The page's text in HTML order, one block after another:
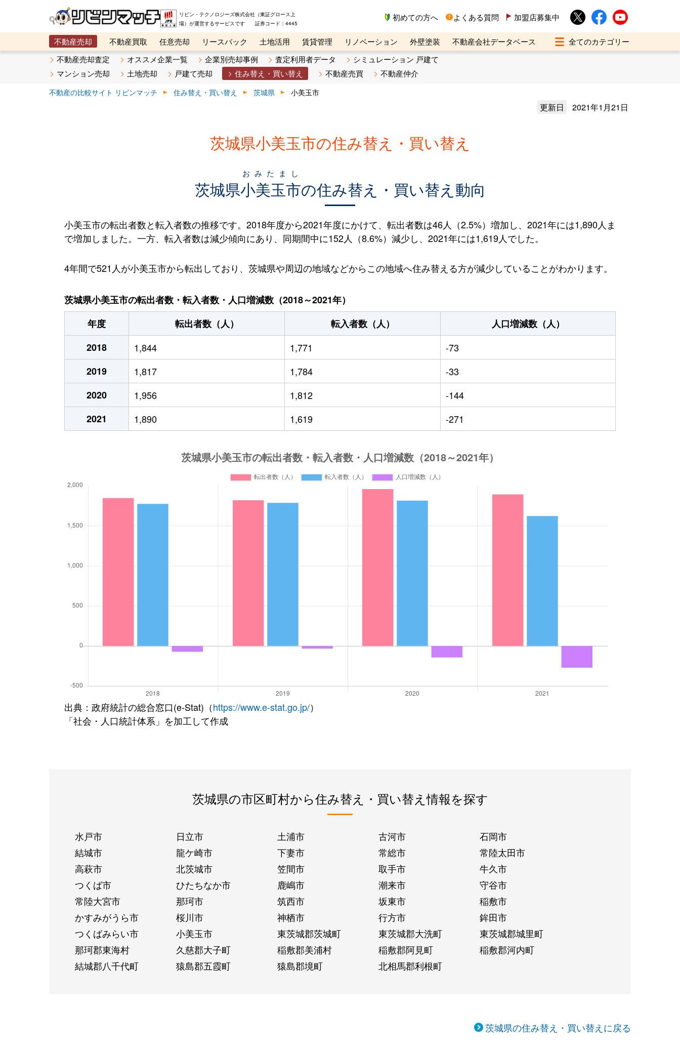
リビン・テクノロジーズ株式会社（東証グロース上
場）が運営するサービスです 証券コード：4445
初めての方へ よくある質問 加盟店募集中
不動産売却 不動産買取 任意売却 リースバック 土地活用 賃貸管理 リノベーション 外壁塗装
不動産会社データベース
メタ住宅展示場
ベスト不動産カンパニー オンライン講座 リビンマガジンBiz 不動産売却ご相談デスク
不動産売却査定 オススメ企業一覧 企業別売却事例 査定利用者データ
シミュレーション 戸建て
マンション売却
土地売却 戸建て売却 住み替え・買い替え 不動産売買 不動産仲介
不動産の比較サイト リビンマッチ 住み替え・買い替え 茨城県 小美玉市
更新日 2021年1月21日
茨城県小美玉市の住み替え・買い替え
茨城県小美玉市
おみたまし
の住み替え・買い替え動向
小美玉市の転出者数と転入者数の推移です。2018年度から2021年度にかけて、転出者数は46人（2.5%）増加し、2021年には1,890人ま
で増加しました。一方、転入者数は減少傾向にあり、同期間中に152人（8.6%）減少し、2021年には1,619人でした。
4年間で521人が小美玉市から転出しており、茨城県や周辺の地域などからこの地域へ住み替える方が減少していることがわかります。
茨城県小美玉市の転出者数・転入者数・人口増減数（2018～2021年）
年度
転出者数（人） 転入者数（人）
人口増減数（人）
2018
1,844 1,771
-73
2019
1,817 1,784
-33
2020
1,956 1,812
-144
2021
1,890 1,619 -271
出典：政府統計の総合窓口(e-Stat)（https://www.e-stat.go.jp/）
「社会・人口統計体系」を加工して作成
茨城県の市区町村から住み替え・買い替え情報を探す
水戸市 日立市 土浦市 古河市
石岡市
結城市
龍ケ崎市 下妻市 常総市
常陸太田市
高萩市
北茨城市 笠間市 取手市
牛久市
つくば市
ひたちなか市 鹿嶋市 潮来市
守谷市
常陸大宮市
那珂市 筑西市 坂東市
稲敷市
かすみがうら市
桜川市 神栖市 行方市
鉾田市
つくばみらい市
小美玉市 東茨城郡茨城町 東茨城郡大洗町
東茨城郡城里町
那珂郡東海村
久慈郡大子町 稲敷郡美浦村 稲敷郡阿見町
稲敷郡河内町
結城郡八千代町
猿島郡五霞町 猿島郡境町 北相馬郡利根町
茨城県の住み替え・買い替えに戻る